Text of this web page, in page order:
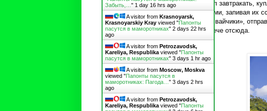
любил завтракать,
грибами, запивая их
«трамвайчики»,
Кампече отсюда.
Забыть,… " 1 day 16 hrs ago
A visitor from Krasnoyarsk,
Krasnoyarskiy Kray viewed "Папонты
пасутся в маморотниках" 2 days 22 hrs
ago
A visitor from Petrozavodsk,
Kareliya, Respublika viewed "Папонты
пасутся в маморотниках" 3 days 1 hr ago
A visitor from Moscow, Moskva
viewed "Папонты пасутся в
маморотниках: Пагода… " 3 days 2 hrs
ago
A visitor from Petrozavodsk,
Kareliya, Respublika viewed "Папонты